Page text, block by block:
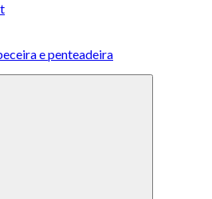
e penteadeira